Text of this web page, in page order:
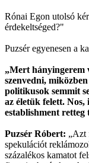
Rónai Egon utolsó
érdekeltséged?"
Puzsér egyenesen a
„Mert hányingerem
szenvedni,
politikusok semmit
az életük felett.
establishment retteg
Puzsér Róbert: „Azt
spekulációt
százalékos kamatot